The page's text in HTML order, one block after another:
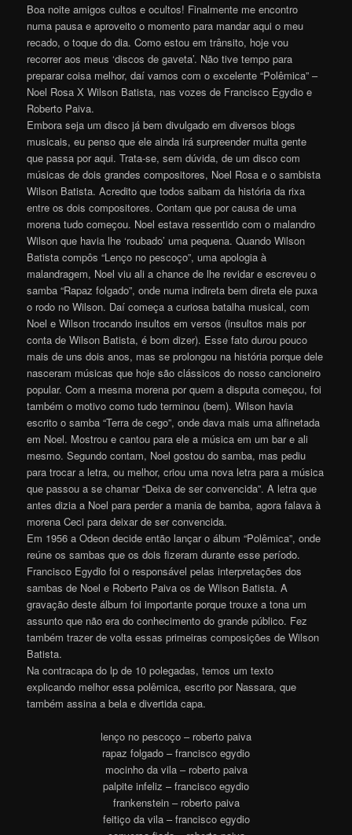
Boa noite amigos cultos e ocultos! Finalmente me encontro
numa pausa e aproveito o momento para mandar aqui o meu
recado, o toque do dia. Como estou em trânsito, hoje vou
recorrer aos meus ‘discos de gaveta’. Não tive tempo para
preparar coisa melhor, daí vamos com o excelente “Polêmica” –
Noel Rosa X Wilson Batista, nas vozes de Francisco Egydio e
Roberto Paiva.
Embora seja um disco já bem divulgado em diversos blogs
musicais, eu penso que ele ainda irá surpreender muita gente
que passa por aqui. Trata-se, sem dúvida, de um disco com
músicas de dois grandes compositores, Noel Rosa e o sambista
Wilson Batista. Acredito que todos saibam da história da rixa
entre os dois compositores. Contam que por causa de uma
morena tudo começou. Noel estava ressentido com o malandro
Wilson que havia lhe ‘roubado’ uma pequena. Quando Wilson
Batista compôs “Lenço no pescoço”, uma apologia à
malandragem, Noel viu ali a chance de lhe revidar e escreveu o
samba “Rapaz folgado”, onde numa indireta bem direta ele puxa
o rodo no Wilson. Daí começa a curiosa batalha musical, com
Noel e Wilson trocando insultos em versos (insultos mais por
conta de Wilson Batista, é bom dizer). Esse fato durou pouco
mais de uns dois anos, mas se prolongou na história porque dele
nasceram músicas que hoje são clássicos do nosso cancioneiro
popular. Com a mesma morena por quem a disputa começou, foi
também o motivo como tudo terminou (bem). Wilson havia
escrito o samba “Terra de cego”, onde dava mais uma alfinetada
em Noel. Mostrou e cantou para ele a música em um bar e ali
mesmo. Segundo contam, Noel gostou do samba, mas pediu
para trocar a letra, ou melhor, criou uma nova letra para a música
que passou a se chamar “Deixa de ser convencida”. A letra que
antes dizia a Noel para perder a mania de bamba, agora falava à
morena Ceci para deixar de ser convencida.
Em 1956 a Odeon decide então lançar o álbum “Polêmica”, onde
reúne os sambas que os dois fizeram durante esse período.
Francisco Egydio foi o responsável pelas interpretações dos
sambas de Noel e Roberto Paiva os de Wilson Batista. A
gravação deste álbum foi importante porque trouxe a tona um
assunto que não era do conhecimento do grande público. Fez
também trazer de volta essas primeiras composições de Wilson
Batista.
Na contracapa do lp de 10 polegadas, temos um texto
explicando melhor essa polêmica, escrito por Nassara, que
também assina a bela e divertida capa.
lenço no pescoço – roberto paiva
rapaz folgado – francisco egydio
mocinho da vila – roberto paiva
palpite infeliz – francisco egydio
frankenstein – roberto paiva
feitiço da vila – francisco egydio